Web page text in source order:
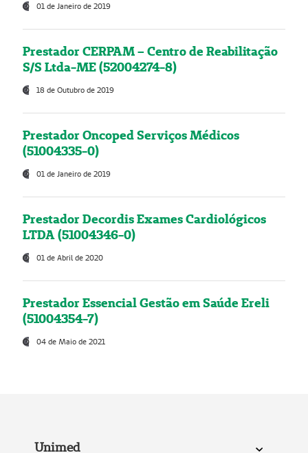
01 de Janeiro de 2019
Prestador CERPAM – Centro de Reabilitação
S/S Ltda-ME (52004274-8)
18 de Outubro de 2019
Prestador Oncoped Serviços Médicos
(51004335-0)
01 de Janeiro de 2019
Prestador Decordis Exames Cardiológicos
LTDA (51004346-0)
01 de Abril de 2020
Prestador Essencial Gestão em Saúde Ereli
(51004354-7)
04 de Maio de 2021
Unimed